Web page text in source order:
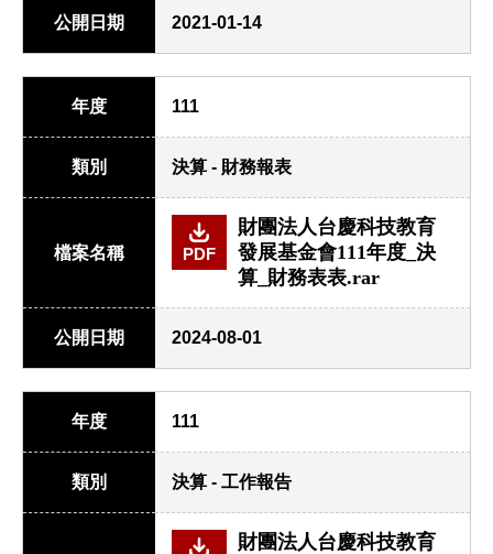
公開日期 2021-01-14
年度 111
類別 決算 - 財務報表
檔案名稱 PDF
財團法人台慶科技教育
發展基金會111年度_決
算_財務表表.rar
公開日期 2024-08-01
年度 111
類別 決算 - 工作報告
財團法人台慶科技教育